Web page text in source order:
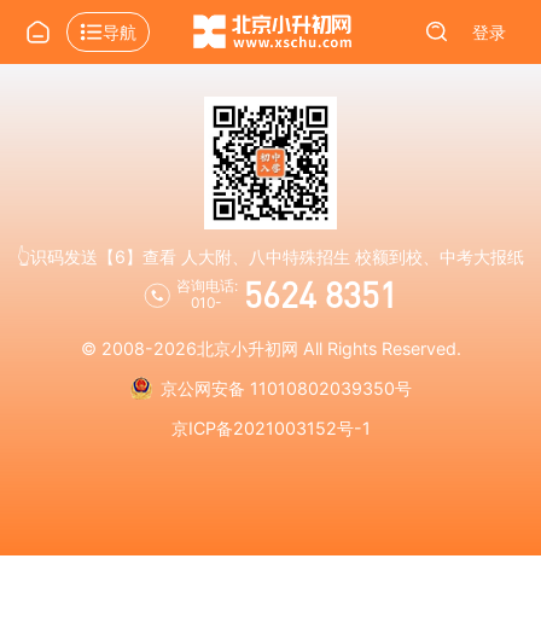
导航 登录
👆识码发送【6】查看 人大附、八中特殊招生 校额到校、中考大报纸
咨询电话:
010-
5624 8351
© 2008-2026北京小升初网 All Rights Reserved.
京公网安备 11010802039350号
京ICP备2021003152号-1